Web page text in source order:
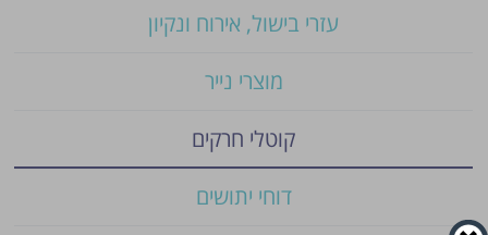
עזרי בישול, אירוח ונקיון
מוצרי נייר
קוטלי חרקים
דוחי יתושים